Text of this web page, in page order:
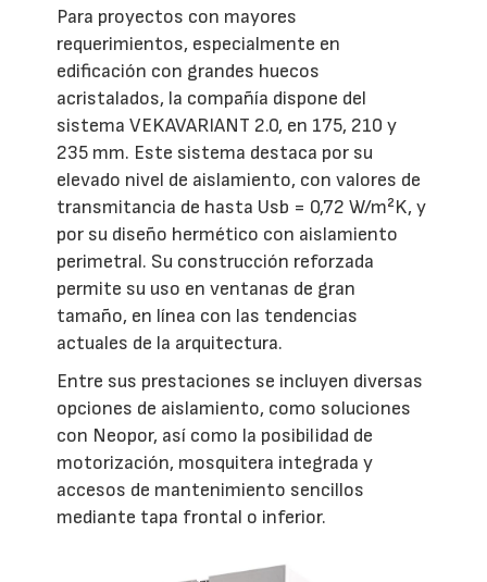
Para proyectos con mayores
requerimientos, especialmente en
edificación con grandes huecos
acristalados, la compañía dispone del
sistema VEKAVARIANT 2.0, en 175, 210 y
235 mm. Este sistema destaca por su
elevado nivel de aislamiento, con valores de
transmitancia de hasta Usb = 0,72 W/m²K, y
por su diseño hermético con aislamiento
perimetral. Su construcción reforzada
permite su uso en ventanas de gran
tamaño, en línea con las tendencias
actuales de la arquitectura.
Entre sus prestaciones se incluyen diversas
opciones de aislamiento, como soluciones
con Neopor, así como la posibilidad de
motorización, mosquitera integrada y
accesos de mantenimiento sencillos
mediante tapa frontal o inferior.